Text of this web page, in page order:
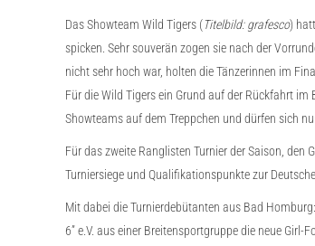
Das Showteam Wild Tigers (Titelbild: grafesco)
spicken. Sehr souverän zogen sie nach der
nicht sehr hoch war, holten die Tänzerinnen im
Für die Wild Tigers ein Grund auf der Rückfahrt
Showteams auf dem Treppchen und dürfen sich
Für das zweite Ranglisten Turnier der Saison, den
Turniersiege und Qualifikationspunkte zur
Mit dabei die Turnierdebütanten aus Bad
6” e.V. aus einer Breitensportgruppe die neue